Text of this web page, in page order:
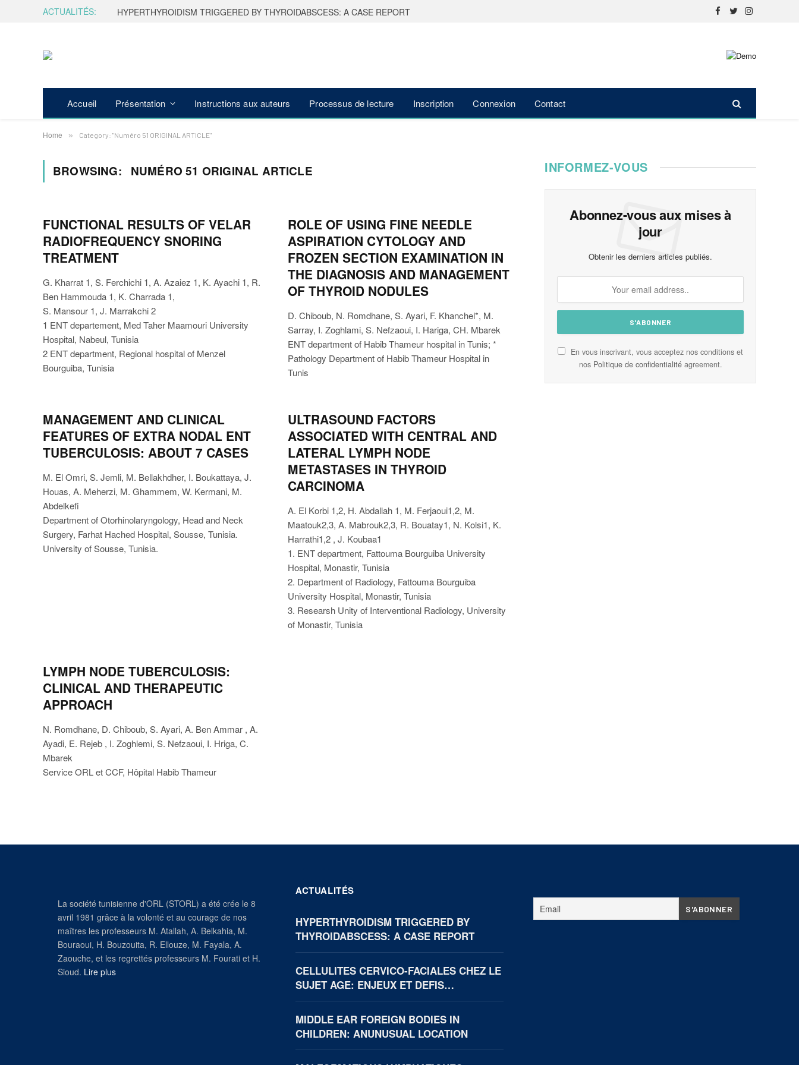
ACTUALITÉS: HYPERTHYROIDISM TRIGGERED BY THYROIDABSCESS: A CASE REPORT Facebook
TwitterInstagram
Accueil Présentation Instructions aux auteurs Processus de lecture Inscription Connexion Contact
Home » Category: "Numéro 51 ORIGINAL ARTICLE"
BROWSING: NUMÉRO 51 ORIGINAL ARTICLE
FUNCTIONAL RESULTS OF VELAR
RADIOFREQUENCY SNORING
TREATMENT
G. Kharrat 1, S. Ferchichi 1, A. Azaiez 1, K. Ayachi 1, R.
Ben Hammouda 1, K. Charrada 1,
S. Mansour 1, J. Marrakchi 2
1 ENT departement, Med Taher Maamouri University
Hospital, Nabeul, Tunisia
2 ENT department, Regional hospital of Menzel
Bourguiba, Tunisia
ROLE OF USING FINE NEEDLE
ASPIRATION CYTOLOGY AND
FROZEN SECTION EXAMINATION IN
THE DIAGNOSIS AND MANAGEMENT
OF THYROID NODULES
D. Chiboub, N. Romdhane, S. Ayari, F. Khanchel*, M.
Sarray, I. Zoghlami, S. Nefzaoui, I. Hariga, CH. Mbarek
ENT department of Habib Thameur hospital in Tunis; *
Pathology Department of Habib Thameur Hospital in
Tunis
MANAGEMENT AND CLINICAL
FEATURES OF EXTRA NODAL ENT
TUBERCULOSIS: ABOUT 7 CASES
M. El Omri, S. Jemli, M. Bellakhdher, I. Boukattaya, J.
Houas, A. Meherzi, M. Ghammem, W. Kermani, M.
Abdelkefi
Department of Otorhinolaryngology, Head and Neck
Surgery, Farhat Hached Hospital, Sousse, Tunisia.
University of Sousse, Tunisia.
ULTRASOUND FACTORS
ASSOCIATED WITH CENTRAL AND
LATERAL LYMPH NODE
METASTASES IN THYROID
CARCINOMA
A. El Korbi 1,2, H. Abdallah 1, M. Ferjaoui1,2, M.
Maatouk2,3, A. Mabrouk2,3, R. Bouatay1, N. Kolsi1, K.
Harrathi1,2 , J. Koubaa1
1. ENT department, Fattouma Bourguiba University
Hospital, Monastir, Tunisia
2. Department of Radiology, Fattouma Bourguiba
University Hospital, Monastir, Tunisia
3. Researsh Unity of Interventional Radiology, University
of Monastir, Tunisia
LYMPH NODE TUBERCULOSIS:
CLINICAL AND THERAPEUTIC
APPROACH
N. Romdhane, D. Chiboub, S. Ayari, A. Ben Ammar , A.
Ayadi, E. Rejeb , I. Zoghlemi, S. Nefzaoui, I. Hriga, C.
Mbarek
Service ORL et CCF, Hôpital Habib Thameur
INFORMEZ-VOUS
Abonnez-vous aux mises à
jour
Obtenir les derniers articles publiés.
En vous inscrivant, vous acceptez nos conditions et
nos Politique de confidentialitéagreement.
La société tunisienne d'ORL (STORL) a été crée le 8
avril 1981 grâce à la volonté et au courage de nos
maîtres les professeurs M. Atallah, A. Belkahia, M.
Bouraoui, H. Bouzouita, R. Ellouze, M. Fayala, A.
Zaouche, et les regrettés professeurs M. Fourati et H.
Sioud. Lire plus
ACTUALITÉS
HYPERTHYROIDISM TRIGGERED BY
THYROIDABSCESS: A CASE REPORT
CELLULITES CERVICO-FACIALES CHEZ LE
SUJET AGE: ENJEUX ET DEFIS
THERAPEUTIQUES (BOUAKE, CÔTE
D’IVOIRE)
MIDDLE EAR FOREIGN BODIES IN
CHILDREN: ANUNUSUAL LOCATION